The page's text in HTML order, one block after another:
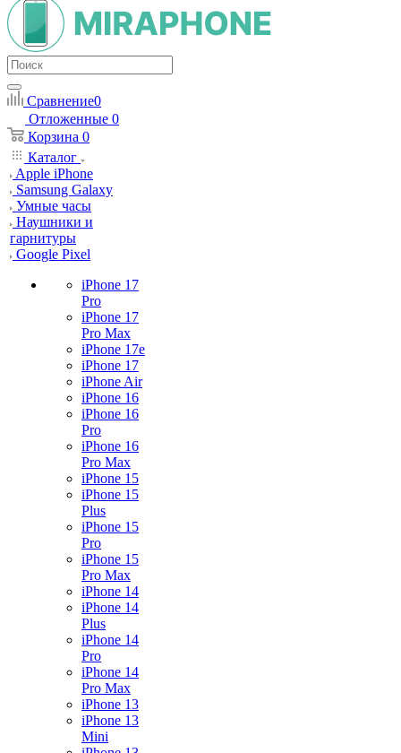
Сравнение0
Отложенные 0
Корзина 0
Каталог
Apple iPhone
Samsung Galaxy
Умные часы
Наушники и
гарнитуры
Google Pixel
iPhone 17
Pro
iPhone 17
Pro Max
iPhone 17e
iPhone 17
iPhone Air
iPhone 16
iPhone 16
Pro
iPhone 16
Pro Max
iPhone 15
iPhone 15
Plus
iPhone 15
Pro
iPhone 15
Pro Max
iPhone 14
iPhone 14
Plus
iPhone 14
Pro
iPhone 14
Pro Max
iPhone 13
iPhone 13
Mini